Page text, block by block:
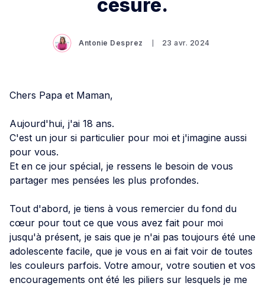
césure.
Antonie Desprez 23 avr. 2024
Chers Papa et Maman,
Aujourd'hui, j'ai 18 ans.
C'est un jour si particulier pour moi et j'imagine aussi
pour vous.
Et en ce jour spécial, je ressens le besoin de vous
partager mes pensées les plus profondes.
Tout d'abord, je tiens à vous remercier du fond du
cœur pour tout ce que vous avez fait pour moi
jusqu'à présent, je sais que je n'ai pas toujours été une
adolescente facile, que je vous en ai fait voir de toutes
les couleurs parfois. Votre amour, votre soutien et vos
encouragements ont été les piliers sur lesquels je me